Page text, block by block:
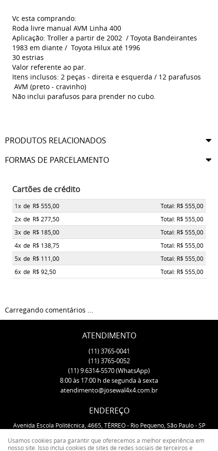
Vc esta comprando:
Roda livre manual AVM Linha 400
Aplicação: Troller a partir de 2002 / Toyota Bandeirantes
1983 em diante / Toyota Hilux até 1996
30 estrias
Valor referente ao par.
Itens inclusos: 2 peças - direita e esquerda / 12 parafusos
AVM (preto - cravinho)
Não inclui parafusos para prender no cubo.
PRODUTOS RELACIONADOS
FORMAS DE PARCELAMENTO
Cartões de crédito
1x de R$ 555,00
Total: R$ 555,00
2x de R$ 277,50
Total: R$ 555,00
3x de R$ 185,00
Total: R$ 555,00
4x de R$ 138,75
Total: R$ 555,00
5x de R$ 111,00
Total: R$ 555,00
6x de R$ 92,50 Total: R$ 555,00
Carregando comentários ...
ATENDIMENTO
(11)3765-0041
(11)3765-0052
(11)9.6314-5570(WhatsApp)
8:00 às 17:00 h de segunda à sexta
atendimento@josewal4x4.com.br
ENDEREÇO
Avenida Escola Politécnica, 4665, TÉRREO- Rio Pequeno, São Paulo-SP
Usamos cookies para garantir que oferecemos a melhor experiência em
nosso site. Isso inclui cookies de sites de redes sociais de terceiros e